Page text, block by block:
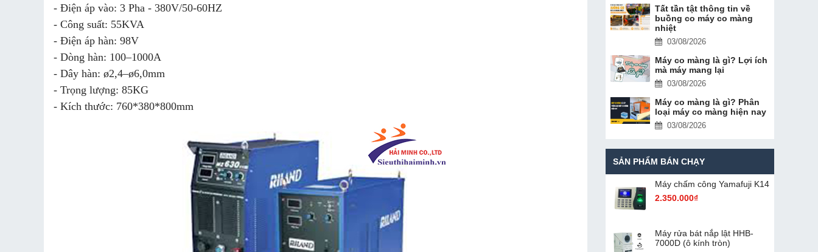
- Điện áp vào: 3 Pha - 380V/50-60HZ
- Công suất: 55KVA
- Điện áp hàn: 98V
- Dòng hàn: 100–1000A
- Dây hàn: ø2,4–ø6,0mm
- Trọng lượng: 85KG
- Kích thước: 760*380*800mm
Tất tần tật thông tin về
buồng co máy co màng
nhiệt
03/08/2026
​​​​​​​Máy co màng là gì? Lợi ích
mà máy mang lại
03/08/2026
Máy co màng là gì? Phân
loại máy co màng hiện nay
03/08/2026
SẢN PHẨM BÁN CHẠY
Máy chấm cô​ng Yamafuji K14
2.350.000₫
Máy rửa bát nắp lật HHB-
7000D (ô kính tròn)